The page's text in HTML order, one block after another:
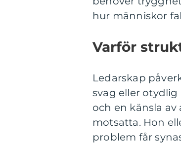
hur människor
Varför
Ledarskap
svag eller
och en känsla
motsatta. Hon
problem får